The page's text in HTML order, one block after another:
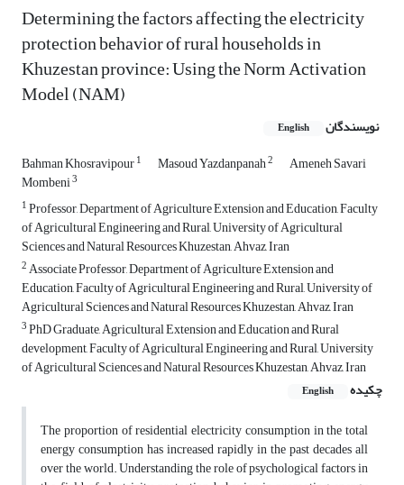
Determining the factors affecting the electricity
protection behavior of rural households in
Khuzestan province: Using the Norm Activation
Model (NAM)
نویسندگان English
Bahman Khosravipour1 Masoud Yazdanpanah2 Ameneh Savari
Mombeni3
1Professor, Department of Agriculture Extension and Education, Faculty
of Agricultural Engineering and Rural, University of Agricultural
Sciences and Natural Resources Khuzestan, Ahvaz, Iran
2Associate Professor, Department of Agriculture Extension and
Education, Faculty of Agricultural Engineering and Rural, University of
Agricultural Sciences and Natural Resources Khuzestan, Ahvaz, Iran
3PhD Graduate, Agricultural Extension and Education and Rural
development, Faculty of Agricultural Engineering and Rural, University
of Agricultural Sciences and Natural Resources Khuzestan, Ahvaz, Iran
چکیده
English
The proportion of residential electricity consumption in the total
energy consumption has increased rapidly in the past decades all
over the world. Understanding the role of psychological factors in